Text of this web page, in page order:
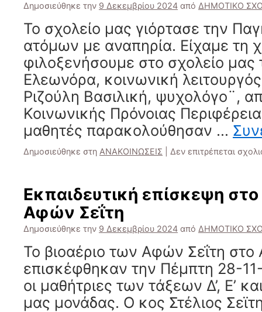
Δημοσιεύθηκε την 9 Δεκεμβρίου 2024 από ΔΗΜΟΤΙΚΟ
Το σχολείο μας γιόρτασε την
ατόμων με αναπηρία. Είχαμε τη
φιλοξενήσουμε στο σχολείο μας
Ελεωνόρα, κοινωνική
Ριζούλη Βασιλική, ψυχολόγο¨,
Κοινωνικής Πρόνοιας
μαθητές παρακολούθησαν …
Δημοσιεύθηκε στη ΑΝΑΚΟΙΝΩΣΕΙΣ Δεν επιτρέπεται
Εκπαιδευτική επίσκεψη
Αφών Σεΐτη
Δημοσιεύθηκε την 9 Δεκεμβρίου 2024 από ΔΗΜΟΤΙΚΟ
Το βιοαέριο των Αφών Σεΐτη στο
επισκέφθηκαν την Πέμπτη 28-
οι μαθήτριες των τάξεων Δ’, Ε’
μας μονάδας. Ο κος Στέλιος